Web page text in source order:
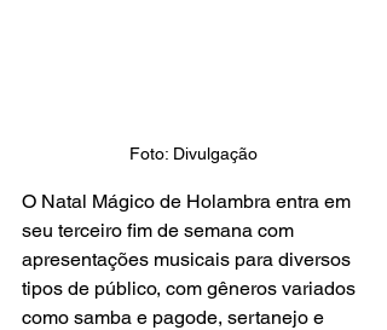
Foto: Divulgação
O Natal Mágico de Holambra entra em
seu terceiro fim de semana com
apresentações musicais para diversos
tipos de público, com gêneros variados
como samba e pagode, sertanejo e